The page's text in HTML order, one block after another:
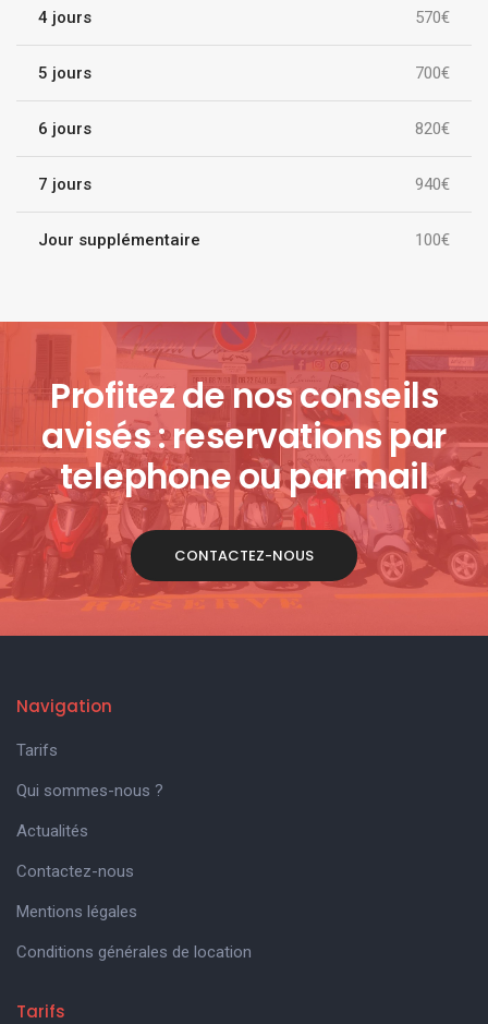
4 jours 570€
5 jours 700€
6 jours 820€
7 jours 940€
Jour supplémentaire 100€
Profitez de nos conseils
avisés : reservations par
telephone ou par mail
CONTACTEZ-NOUS
Navigation
Tarifs
Qui sommes-nous ?
Actualités
Contactez-nous
Mentions légales
Conditions générales de location
Tarifs